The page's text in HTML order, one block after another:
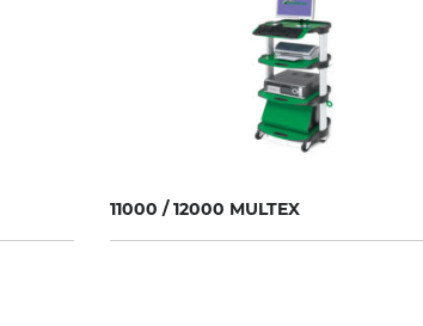
11000 / 12000 MULTEX